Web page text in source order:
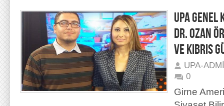
UPA GENEL
DR. OZAN
VE KIBRIS
UPA-
0
Girne